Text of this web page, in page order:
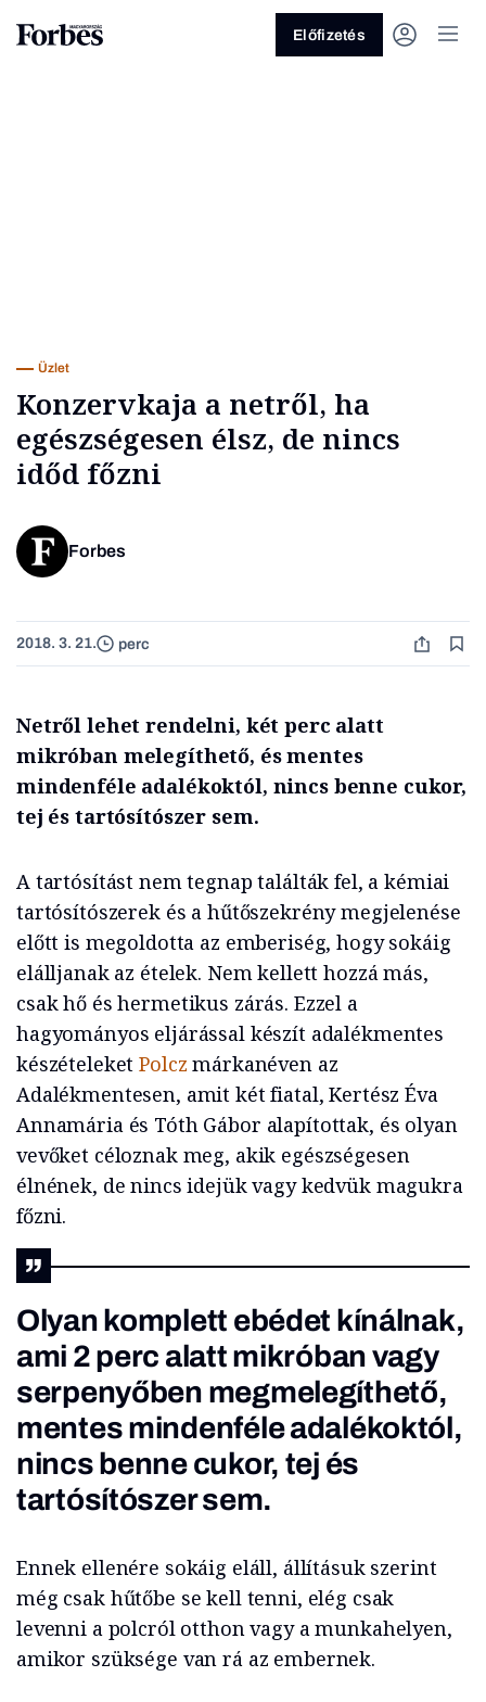
Előfizetés
Üzlet
Konzervkaja a netről, ha
egészségesen élsz, de nincs
időd főzni
Forbes
2018. 3. 21. perc
Netről lehet rendelni, két perc alatt
mikróban melegíthető, és mentes
mindenféle adalékoktól, nincs benne cukor,
tej és tartósítószer sem.
A tartósítást nem tegnap találták fel, a kémiai
tartósítószerek és a hűtőszekrény megjelenése
előtt is megoldotta az emberiség, hogy sokáig
elálljanak az ételek. Nem kellett hozzá más,
csak hő és hermetikus zárás. Ezzel a
hagyományos eljárással készít adalékmentes
készételeketPolcz márkanéven az
Adalékmentesen, amit két fiatal, Kertész Éva
Annamária és Tóth Gábor alapítottak, és olyan
vevőket céloznak meg, akik egészségesen
élnének, de nincs idejük vagy kedvük magukra
főzni.
Olyan komplett ebédet kínálnak,
ami 2 perc alatt mikróban vagy
serpenyőben megmelegíthető,
mentes mindenféle adalékoktól,
nincs benne cukor, tej és
tartósítószer sem.
Ennek ellenére sokáig eláll, állításuk szerint
még csak hűtőbe se kell tenni, elég csak
levenni a polcról otthon vagy a munkahelyen,
amikor szüksége van rá az embernek.